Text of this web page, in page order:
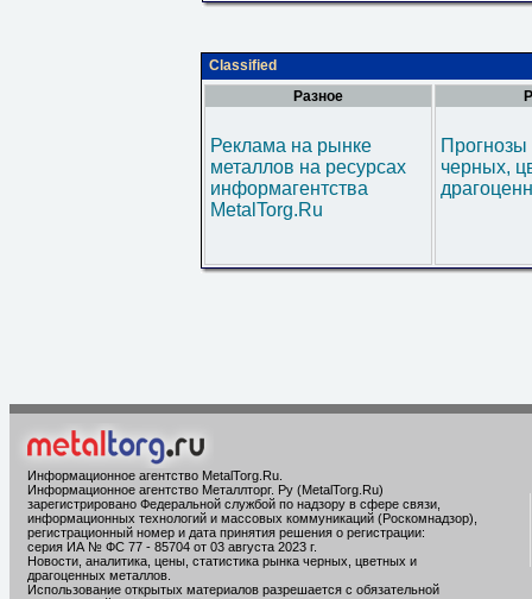
Classified
Разное
Реклама на рынке
металлов на ресурсах
информагентства
MetalTorg.Ru
черных,
Информационное агентство MetalTorg.Ru
Информационное агентство Металлторг. Ру (MetalTorg.Ru)
зарегистрировано Федеральной службой по надзору в сфере связи,
информационных технологий и массовых коммуникаций (Роскомнадзор),
регистрационный номер и дата принятия решения о регистрации:
серия ИА № ФС 77 - 85704 от 03 августа 2023 г.
Новости, аналитика, цены, статистика рынка черных, цветных и
драгоценных металлов.
Использование открытых материалов разрешается с обязательной